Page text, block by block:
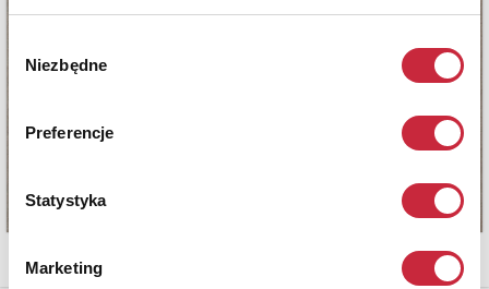
zgody
Niezbędne
Preferencje
Statystyka
Marketing